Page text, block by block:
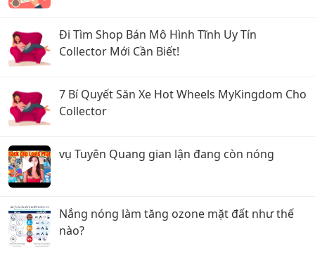
Đi Tìm Shop Bán Mô Hình Tĩnh Uy Tín
Collector Mới Cần Biết!
7 Bí Quyết Săn Xe Hot Wheels MyKingdom Cho
Collector
vụ Tuyên Quang gian lận đang còn nóng
Nắng nóng làm tăng ozone mặt đất như thế
nào?